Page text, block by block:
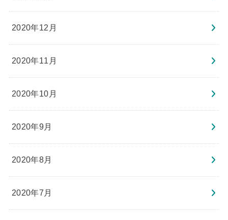
2020年12月
2020年11月
2020年10月
2020年9月
2020年8月
2020年7月